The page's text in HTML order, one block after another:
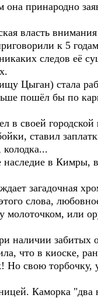
принародно
власть
к 5
следов её
Цыган) стала
пошёл бы по
своей
ставил
наследие в Кимры,
загадочная
слова,
молоточком, или
наличии
что в киоске,
свою торбочку,
Каморка "два